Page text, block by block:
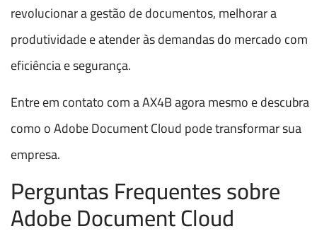
revolucionar a gestão de documentos, melhorar a
produtividade e atender às demandas do mercado com
eficiência e segurança.
Entre em contato com a AX4B agora mesmo e descubra
como o Adobe Document Cloud pode transformar sua
empresa.
Perguntas Frequentes sobre
Adobe Document Cloud